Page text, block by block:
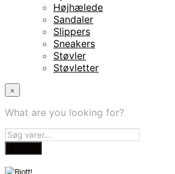
Højhælede
Sandaler
Slippers
Sneakers
Støvler
Støvletter
×
What are you looking for?